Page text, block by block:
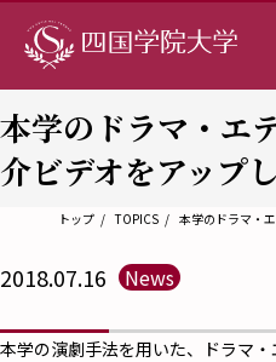
本学のドラマ・エ
介ビデオをアップ
トップ TOPICS 本学のドラマ・
2018.07.16 News
本学の演劇手法を用いた、ドラマ